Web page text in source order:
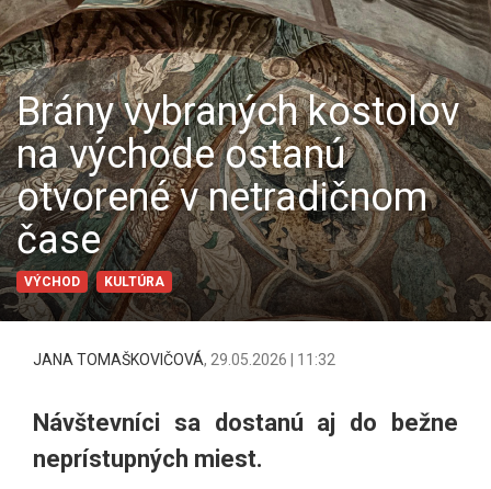
Brány vybraných kostolov
na východe ostanú
otvorené v netradičnom
čase
VÝCHOD KULTÚRA
JANA TOMAŠKOVIČOVÁ, 29.05.2026 | 11:32
Návštevníci sa dostanú aj do bežne
neprístupných miest.